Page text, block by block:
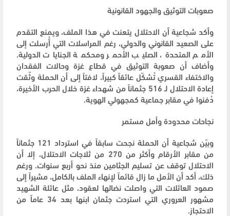
صعوبات التوثيق والجهود القانونية
وأكد شجاعية أن الاحتلال يتعنت في هذا الملف، ويمنع التقدم
على الصعيد القانوني والدولي، رغم المراسلات التي أُرسلت إلى
الأمم المتحدة، الصليب الأحمر ومحكمة الجنايات الدولية.
وأضاف أن صعوبة التوثيق في قطاع غزة وحالات الفقدان
والاختفاء القسري تُشكّل عائقاً كبيراً، لافتاً إلى أن الحملة وثّقت
إعادة الاحتلال لـ 516 جثماناً من شهداء غزة خلال الحرب الأخيرة،
دُفنوا في مقابر جماعية كمجهولي الهوية.
نجاحات محدودة وأمل مستمر
وبيّن شجاعية أن الحملة نجحت سابقاً في استرداد 121 جثماناً
من مقابر الأرقام وأكثر من 270 من ثلاجات الاحتلال، إلا أن
الاحتلال توقف عن تسليم الجثامين منذ نحو أربع سنوات. ورغم
ذلك، أكد أن الأمل ما زال قائماً لإنهاء الملف بالكامل، مشيراً إلى
صمود العائلات التي واصلت نضالها لعقود، مثل عائلة الشهيد
مشهور العروري التي استردت جثمان ابنها بعد 34 عاماً من
الاحتجاز.